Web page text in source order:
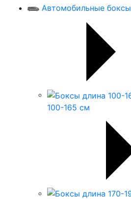
Автомобильные боксы
100-165 см